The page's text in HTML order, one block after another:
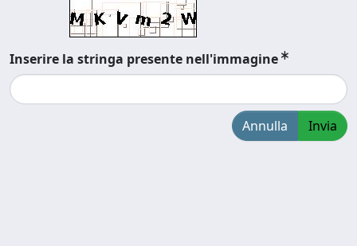
Inserire la stringa presente nell'immagine
Annulla Invia